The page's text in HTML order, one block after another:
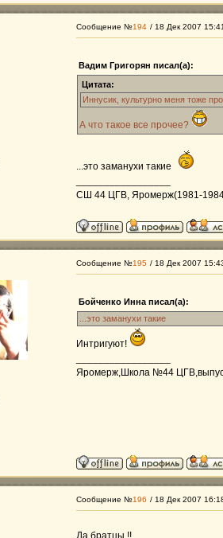
Сообщение №194 / 18 Дек 2007
Вадим Григорян писал(а):
Цитата:
Иннусик, культурно меня тоже
А что такое все прочее?
...это заманухи такие
СШ 44 ЦГВ, Яромерж(1981-
Сообщение №195 / 18 Дек 2007
Бойченко Инна писал(а):
...это заманухи такие
Интригуют!
Яромерж,Школа №44
Сообщение №196 / 18 Дек 2007
Да братцы !!